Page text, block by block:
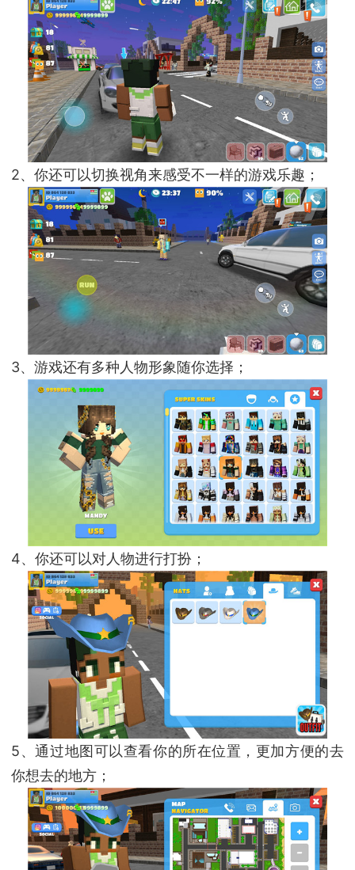
2、你还可以切换视角来感受不一样的游戏乐趣；
3、游戏还有多种人物形象随你选择；
4、你还可以对人物进行打扮；
5、通过地图可以查看你的所在位置，更加方便的去
你想去的地方；